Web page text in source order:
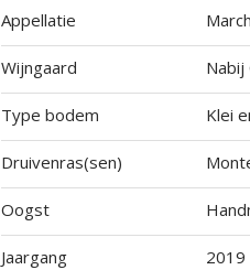
Appellatie
Wijngaard Nabij
Type bodem Klei
Druivenras(sen)
Oogst
Jaargang 2019